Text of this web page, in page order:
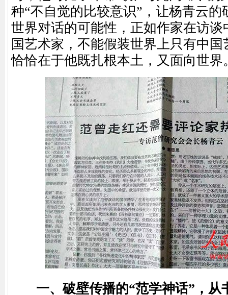
种“不自觉的比较意识”，让杨青云的
世界对话的可能性，正如作家在访谈
国艺术家，不能假装世界上只有中
恰恰在于他既扎根本土，又面向世界
一、破壁传播的“范学神话”，从